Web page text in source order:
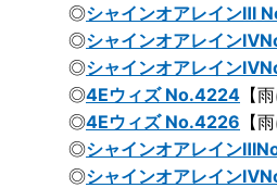
◎シャインオアレインⅢ
◎シャインオアレイン
◎シャインオアレイン
◎4Eウィズ No.4224 【
◎4Eウィズ No.4226 【
◎シャインオアレイン
◎シャインオアレイン